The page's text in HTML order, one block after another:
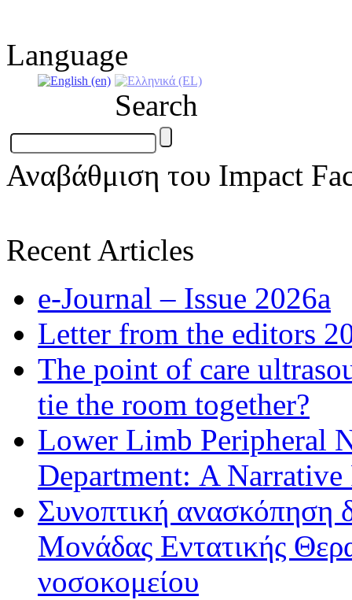
Language
Search
Αναβάθμιση του Impact
Recent Articles
e-Journal – Issue 2026a
Letter from the editors
The point of care
tie the room together?
Lower Limb Peripheral
Department: A
Συνοπτική ανασκόπηση
Μονάδας Εντατικής
νοσοκομείου